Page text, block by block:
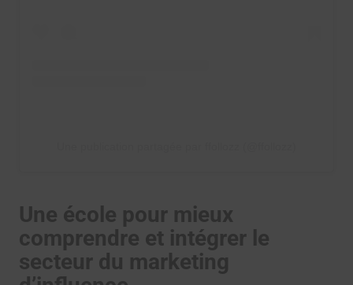
Une école pour mieux
comprendre et intégrer le
secteur du marketing